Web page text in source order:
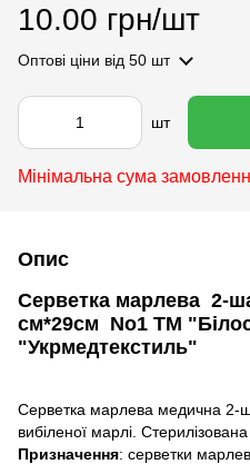
10.00 грн/шт
Оптові ціни від 50 шт
шт
Мінімальна сума
Опис
Серветка марлева 2-
см*29см No1 ТМ
"Укрмедтекстиль"
Серветка марлева медична 2-
вибіленої марлі.
Призначення: серветки